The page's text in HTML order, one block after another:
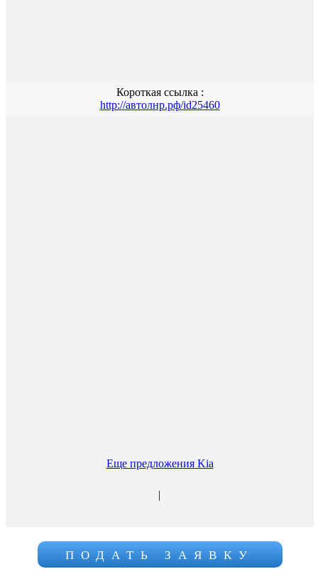
Короткая ссылка :
http://автолнр.рф/id25460
Еще предложения Kia
|
ПОДАТЬ ЗАЯВКУ